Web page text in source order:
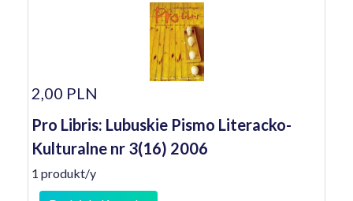
2,00 PLN
Pro Libris: Lubuskie Pismo Literacko-
Kulturalne nr 3(16) 2006
1 produkt/y